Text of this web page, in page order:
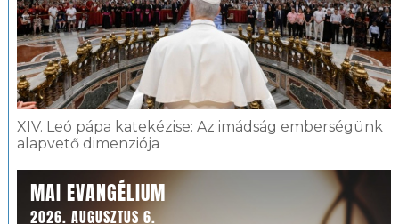
XIV. Leó pápa katekézise: Az imádság emberségünk
alapvető dimenziója
MAI EVANGÉLIUM
2026. AUGUSZTUS 6.